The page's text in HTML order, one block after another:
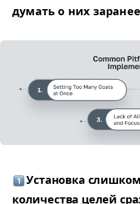
думать о них
Установка
количества целей